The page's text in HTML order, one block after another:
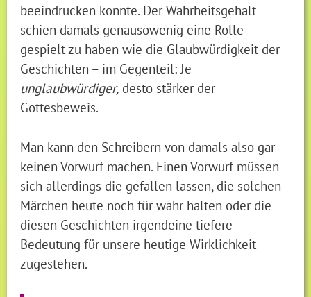
beeindrucken konnte. Der Wahrheitsgehalt
schien damals genausowenig eine Rolle
gespielt zu haben wie die Glaubwürdigkeit der
Geschichten – im Gegenteil: Je
unglaubwürdiger, desto stärker der
Gottesbeweis.
Man kann den Schreibern von damals also gar
keinen Vorwurf machen. Einen Vorwurf müssen
sich allerdings die gefallen lassen, die solchen
Märchen heute noch für wahr halten oder die
diesen Geschichten irgendeine tiefere
Bedeutung für unsere heutige Wirklichkeit
zugestehen.